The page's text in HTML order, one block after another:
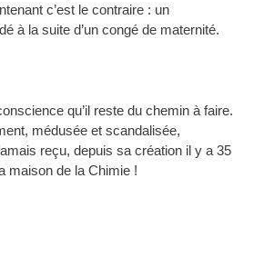
c’est le contraire : un
à la suite d’un congé de maternité.
qu’il reste du chemin à faire.
médusée et scandalisée,
reçu, depuis sa création il y a 35
maison de la Chimie !